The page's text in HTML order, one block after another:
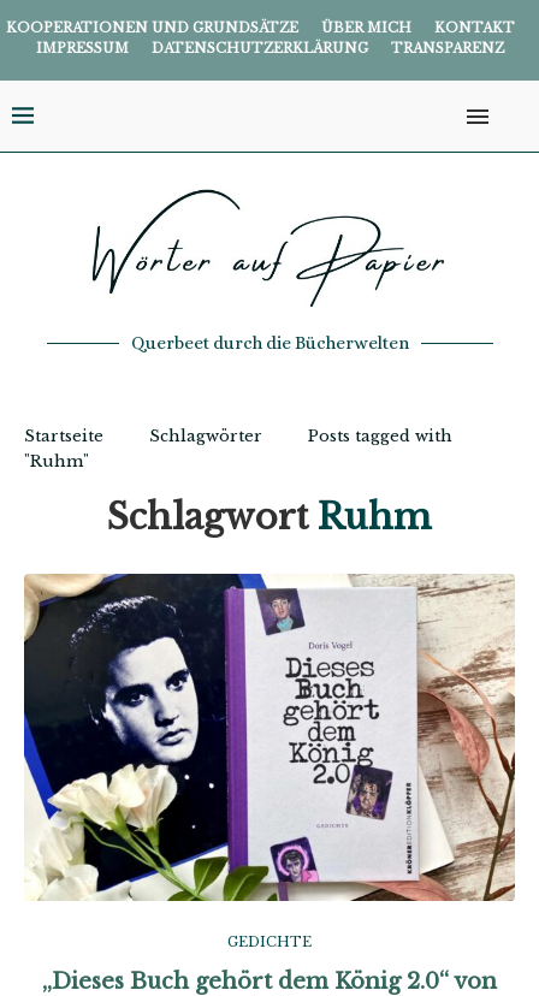
KOOPERATIONEN UND GRUNDSÄTZE ÜBER MICH
KONTAKT
IMPRESSUM
DATENSCHUTZERKLÄRUNG TRANSPARENZ
Querbeet durch die Bücherwelten
Startseite Schlagwörter
Posts tagged with
"Ruhm"
Schlagwort Ruhm
GEDICHTE
„Dieses Buch gehört dem König 2.0“ von